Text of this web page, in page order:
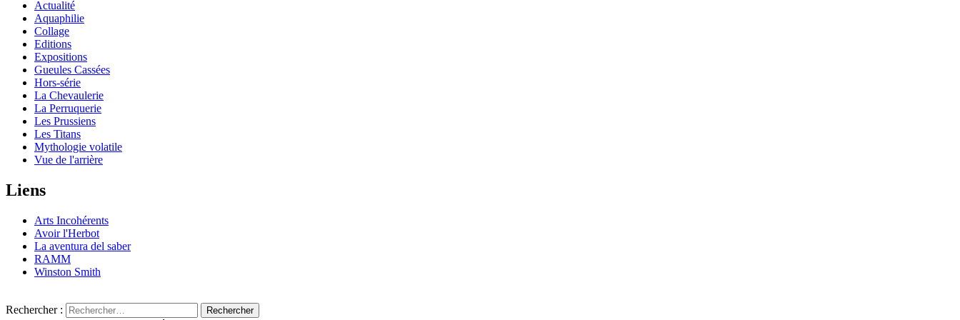
Actualité
Aquaphilie
Collage
Editions
Expositions
Gueules Cassées
Hors-série
La Chevaulerie
La Perruquerie
Les Prussiens
Les Titans
Mythologie volatile
Vue de l'arrière
Liens
Arts Incohérents
Avoir l'Herbot
La aventura del saber
RAMM
Winston Smith
Rechercher :